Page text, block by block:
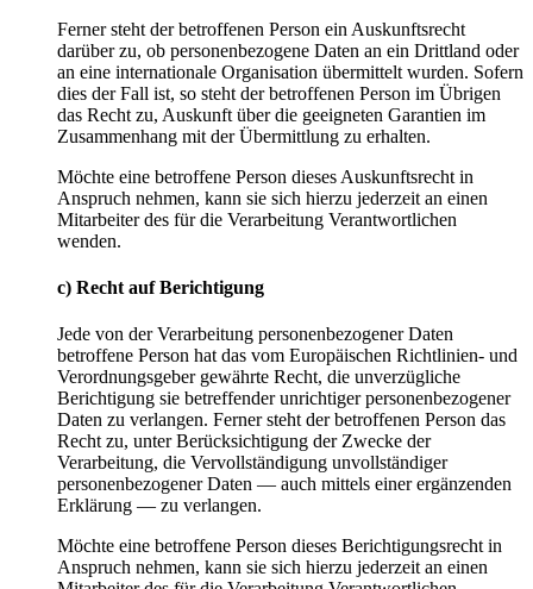
Ferner steht der betroffenen Person ein Auskunftsrecht
darüber zu, ob personenbezogene Daten an ein Drittland oder
an eine internationale Organisation übermittelt wurden. Sofern
dies der Fall ist, so steht der betroffenen Person im Übrigen
das Recht zu, Auskunft über die geeigneten Garantien im
Zusammenhang mit der Übermittlung zu erhalten.
Möchte eine betroffene Person dieses Auskunftsrecht in
Anspruch nehmen, kann sie sich hierzu jederzeit an einen
Mitarbeiter des für die Verarbeitung Verantwortlichen
wenden.
c) Recht auf Berichtigung
Jede von der Verarbeitung personenbezogener Daten
betroffene Person hat das vom Europäischen Richtlinien- und
Verordnungsgeber gewährte Recht, die unverzügliche
Berichtigung sie betreffender unrichtiger personenbezogener
Daten zu verlangen. Ferner steht der betroffenen Person das
Recht zu, unter Berücksichtigung der Zwecke der
Verarbeitung, die Vervollständigung unvollständiger
personenbezogener Daten — auch mittels einer ergänzenden
Erklärung — zu verlangen.
Möchte eine betroffene Person dieses Berichtigungsrecht in
Anspruch nehmen, kann sie sich hierzu jederzeit an einen